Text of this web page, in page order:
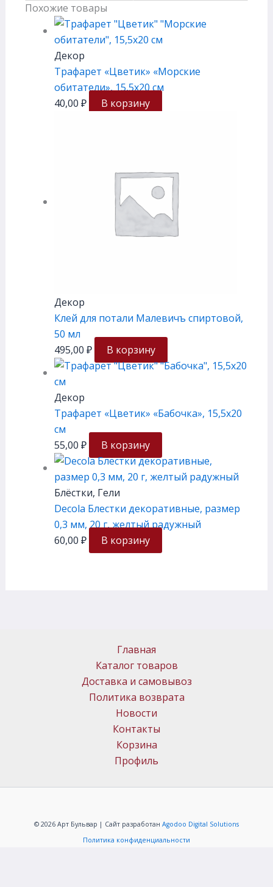
Похожие товары
Декор
Трафарет «Цветик» «Морские
обитатели», 15,5х20 см
40,00 ₽ В корзину
Декор
Клей для потали Малевичъ спиртовой,
50 мл
495,00 ₽ В корзину
Декор
Трафарет «Цветик» «Бабочка», 15,5х20
см
55,00 ₽ В корзину
Блёстки, Гели
Decola Блестки декоративные, размер
0,3 мм, 20 г, желтый радужный
60,00 ₽ В корзину
Главная
Каталог товаров
Доставка и самовывоз
Политика возврата
Новости
Контакты
Корзина
Профиль
© 2026 Арт Бульвар | Сайт разработан Agodoo Digital Solutions
Политика конфиденциальности